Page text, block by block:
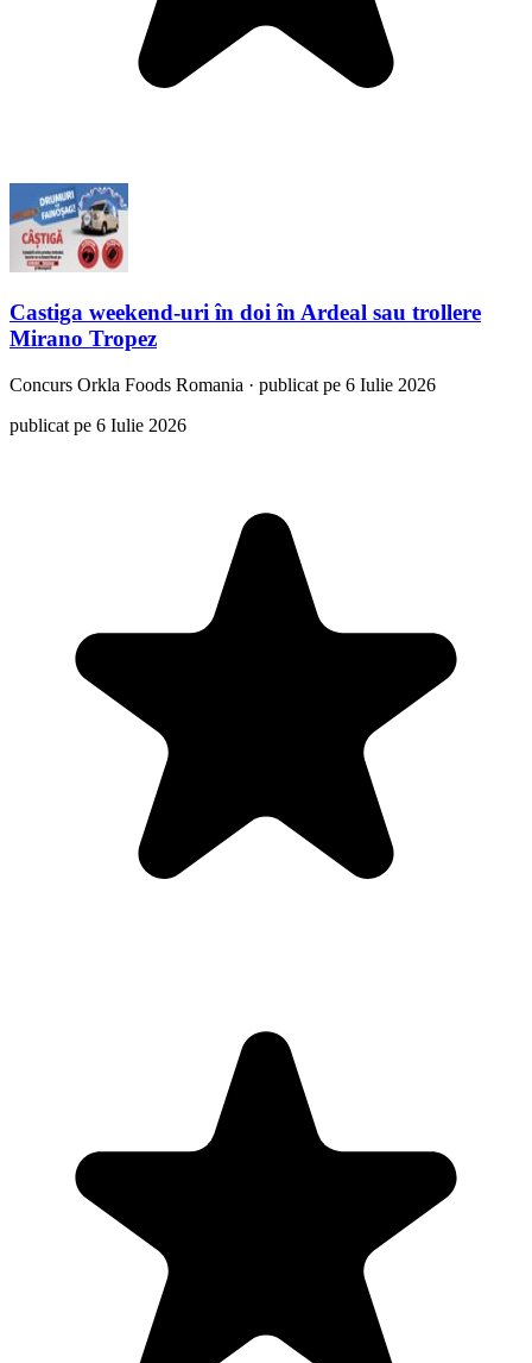
Castiga weekend-uri în doi în Ardeal sau trollere
Mirano Tropez
Concurs Orkla Foods Romania · publicat pe 6 Iulie 2026
publicat pe 6 Iulie 2026